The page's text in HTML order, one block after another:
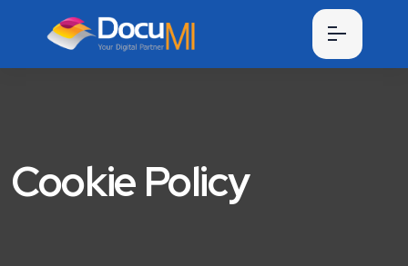
Cookie Policy